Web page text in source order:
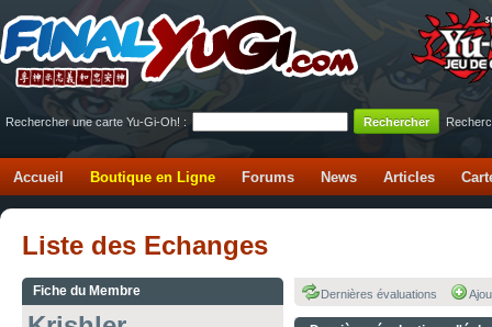
Rechercher une carte Yu-Gi-Oh! :
Accueil Boutique en Ligne Forums News Articles
Liste des Echanges
Fiche du Membre Dernières évaluations